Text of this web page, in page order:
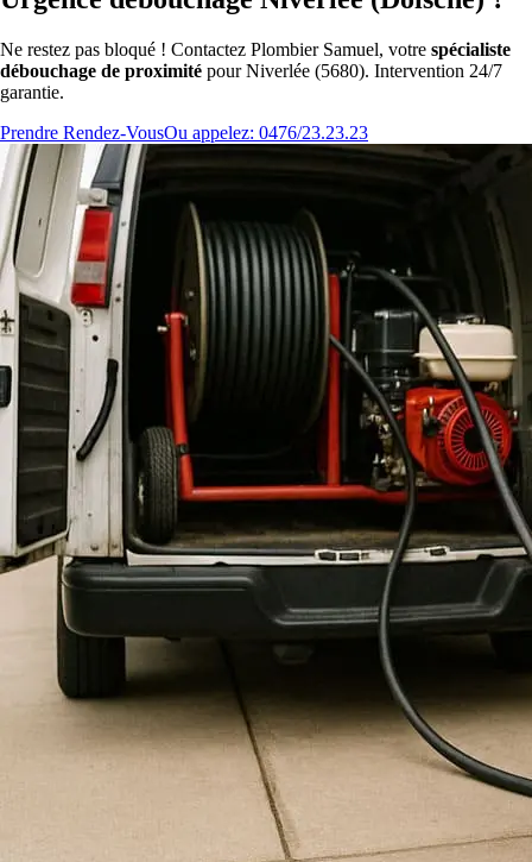
Ne restez pas bloqué ! Contactez Plombier Samuel, votre spécialiste
débouchage de proximité pour Niverlée (5680). Intervention 24/7
garantie.
Prendre Rendez-VousOu appelez: 0476/23.23.23